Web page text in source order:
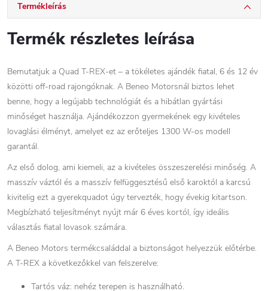
Termékleírás
Termék részletes leírása
Bemutatjuk a Quad T-REX-et – a tökéletes ajándék fiatal, 6 és 12 év
közötti off-road rajongóknak. A Beneo Motorsnál biztos lehet
benne, hogy a legújabb technológiát és a hibátlan gyártási
minőséget használja. Ajándékozzon gyermekének egy kivételes
lovaglási élményt, amelyet ez az erőteljes 1300 W-os modell
garantál.
Az első dolog, ami kiemeli, az a kivételes összeszerelési minőség. A
masszív váztól és a masszív felfüggesztésű első karoktól a karcsú
kivitelig ezt a gyerekquadot úgy tervezték, hogy évekig kitartson.
Megbízható teljesítményt nyújt már 6 éves kortól, így ideális
választás fiatal lovasok számára.
A Beneo Motors termékcsaláddal a biztonságot helyezzük előtérbe.
A T-REX a következőkkel van felszerelve:
Tartós váz: nehéz terepen is használható.